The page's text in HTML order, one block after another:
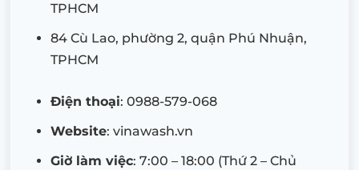
TPHCM
84 Cù Lao, phường 2, quận Phú Nhuận,
TPHCM
Điện thoại: 0988-579-068
Website: vinawash.vn
Giờ làm việc: 7:00 – 18:00 (Thứ 2 – Chủ